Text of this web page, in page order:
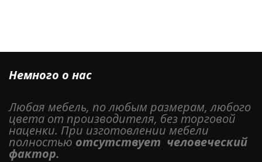
Немного о нас
Любая мебель, по любым размерам, любого
цвета от производителя, без торговой
наценки. При изготовлении мебели
полностью отсутствует  человеческий
фактор.